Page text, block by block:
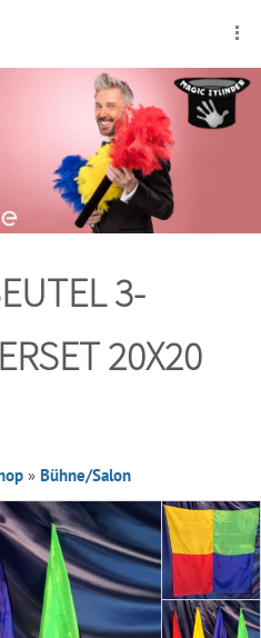
3-
20X20
» Bühne/Salon